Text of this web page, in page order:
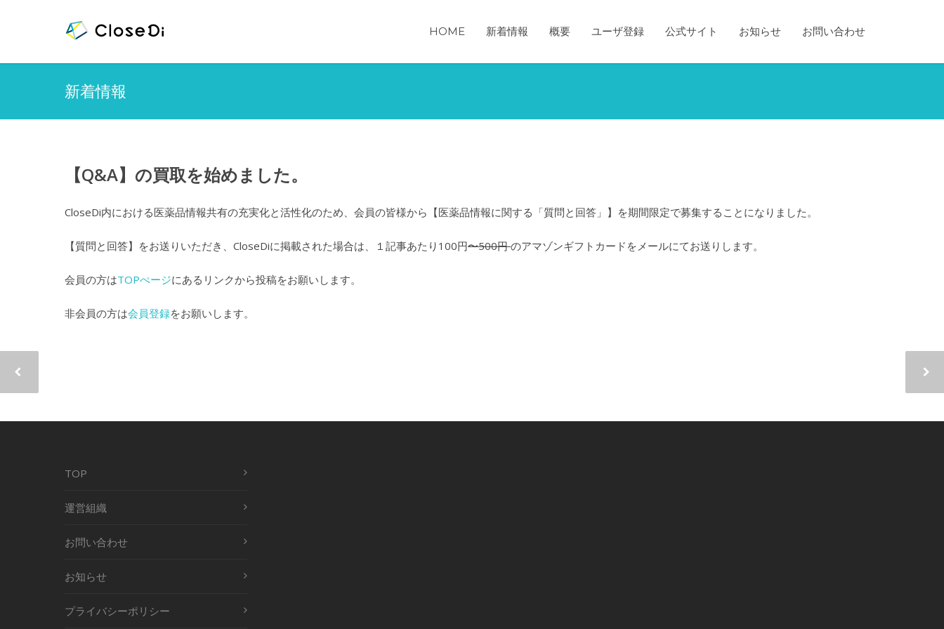
HOME 新着情報 概要 ユーザ登録 公式サイト お知らせ お問い合わせ
新着情報
【Q&A】の買取を始めました。
CloseDi内における医薬品情報共有の充実化と活性化のため、会員の皆様から【医薬品情報に関する「質問と回答」】を期間限定で募集することになりました。
【質問と回答】をお送りいただき、CloseDiに掲載された場合は、１記事あたり100円〜500円のアマゾンギフトカードをメールにてお送りします。
会員の方はTOPぺージにあるリンクから投稿をお願いします。
非会員の方は会員登録をお願いします。
TOP
運営組織
お問い合わせ
お知らせ
プライバシーポリシー